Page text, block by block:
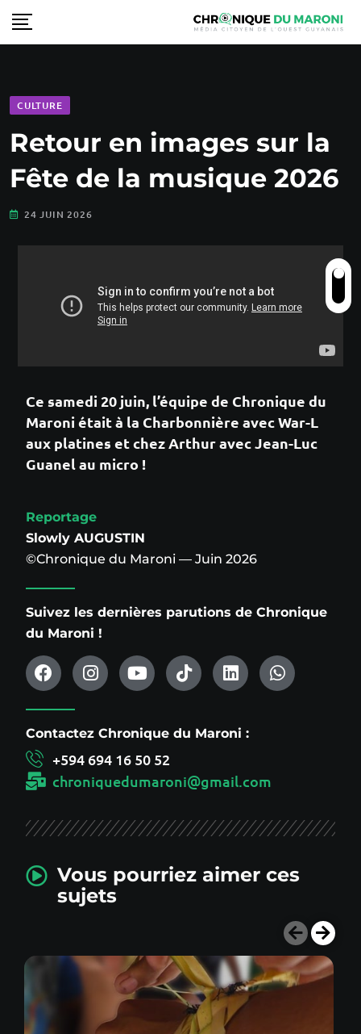
CULTURE
Retour en images sur la
Fête de la musique 2026
24 JUIN 2026
Ce samedi 20 juin, l’équipe de Chronique du
Maroni était à la Charbonnière avec War-L
aux platines et chez Arthur avec Jean-Luc
Guanel au micro !
Reportage
Slowly AUGUSTIN
©Chronique du Maroni — Juin 2026
Suivez les dernières parutions de Chronique
du Maroni !
Contactez Chronique du Maroni :
+594 694 16 50 52
chroniquedumaroni@gmail.com
Vous pourriez aimer ces
sujets